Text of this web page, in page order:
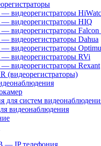
— видеорегистраторы
— видеорегистраторы HIQ
— видеорегистраторы Falcon
— видеорегистраторы Dahua
— видеорегистраторы
— видеорегистраторы RVi
— видеорегистраторы Rexant
(видеорегистраторы)
для систем
видеонаблюдения